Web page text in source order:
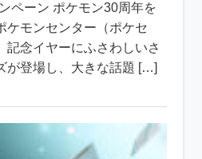
ペーン ポケモン30周年を
ケモンセンター（ポケセ
記念イヤーにふさわしいさ
が登場し、大きな話題 […]